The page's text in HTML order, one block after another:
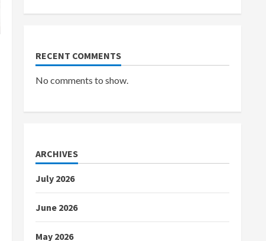
RECENT COMMENTS
No comments to show.
ARCHIVES
July 2026
June 2026
May 2026